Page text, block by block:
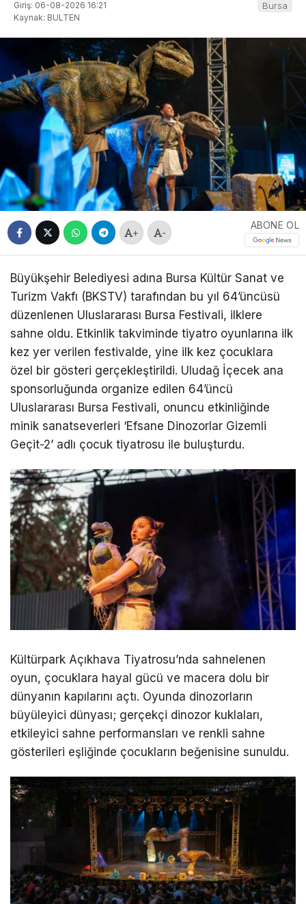
Giriş: 06-08-2026 16:21
Kaynak: BULTEN
Bursa
+ -
ABONE OL
Büyükşehir Belediyesi adına Bursa Kültür Sanat ve
Turizm Vakfı (BKSTV) tarafından bu yıl 64’üncüsü
düzenlenen Uluslararası Bursa Festivali, ilklere
sahne oldu. Etkinlik takviminde tiyatro oyunlarına ilk
kez yer verilen festivalde, yine ilk kez çocuklara
özel bir gösteri gerçekleştirildi. Uludağ İçecek ana
sponsorluğunda organize edilen 64’üncü
Uluslararası Bursa Festivali, onuncu etkinliğinde
minik sanatseverleri ‘Efsane Dinozorlar Gizemli
Geçit-2’ adlı çocuk tiyatrosu ile buluşturdu.
Kültürpark Açıkhava Tiyatrosu’nda sahnelenen
oyun, çocuklara hayal gücü ve macera dolu bir
dünyanın kapılarını açtı. Oyunda dinozorların
büyüleyici dünyası; gerçekçi dinozor kuklaları,
etkileyici sahne performansları ve renkli sahne
gösterileri eşliğinde çocukların beğenisine sunuldu.